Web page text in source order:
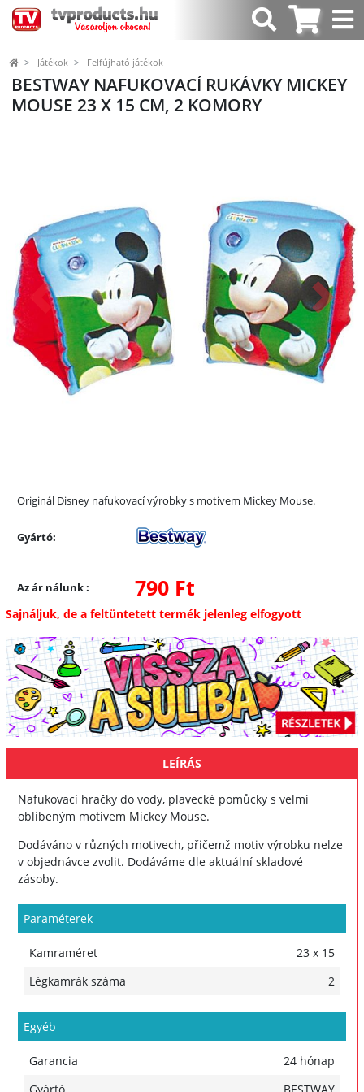
Játékok Felfújható játékok
BESTWAY NAFUKOVACÍ RUKÁVKY MICKEY
MOUSE 23 X 15 CM, 2 KOMORY
Előző
Originál Disney nafukovací výrobky s motivem Mickey Mouse.
Gyártó:
Az ár nálunk: 790 Ft
Sajnáljuk, de a feltüntetett termék jelenleg elfogyott
LEÍRÁS
Nafukovací hračky do vody, plavecké pomůcky s velmi
oblíbeným motivem Mickey Mouse.
Dodáváno v různých motivech, přičemž motiv výrobku nelze
v objednávce zvolit. Dodáváme dle aktuální skladové
zásoby.
Paraméterek
Kamraméret
23 x 15
Légkamrák száma
2
Egyéb
Garancia
24 hónap
Gyártó
BESTWAY